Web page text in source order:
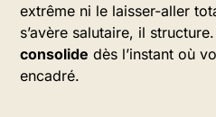
extrême ni le laisser-aller
s’avère salutaire, il structure.
consolide dès l’instant où
encadré.